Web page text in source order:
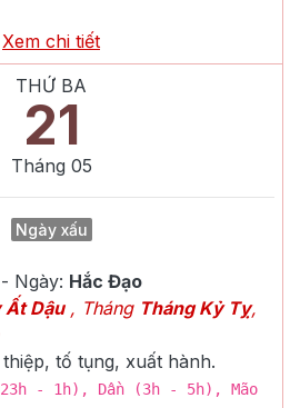
Xem chi tiết
THỨ BA
21
Tháng 05
Ngày xấu
Ngày: Hắc Đạo
Ất Dậu, Tháng Tháng Kỷ Tỵ,
thiệp, tố tụng, xuất hành.
- 1h), Dần (3h - 5h), Mão